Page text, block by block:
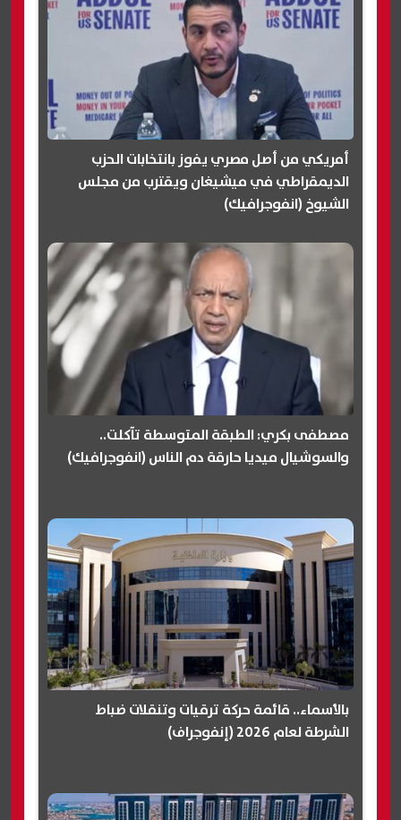
أمريكي من أصل مصري يفوز بانتخابات الحزب
الديمقراطي في ميشيغان ويقترب من مجلس
الشيوخ (انفوجرافيك)
مصطفى بكري: الطبقة المتوسطة تآكلت..
والسوشيال ميديا حارقة دم الناس (انفوجرافيك)
بالأسماء.. قائمة حركة ترقيات وتنقلات ضباط
الشرطة لعام 2026 (إنفوجراف)